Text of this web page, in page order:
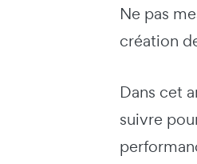
Ne pas
création
Dans cet
suivre